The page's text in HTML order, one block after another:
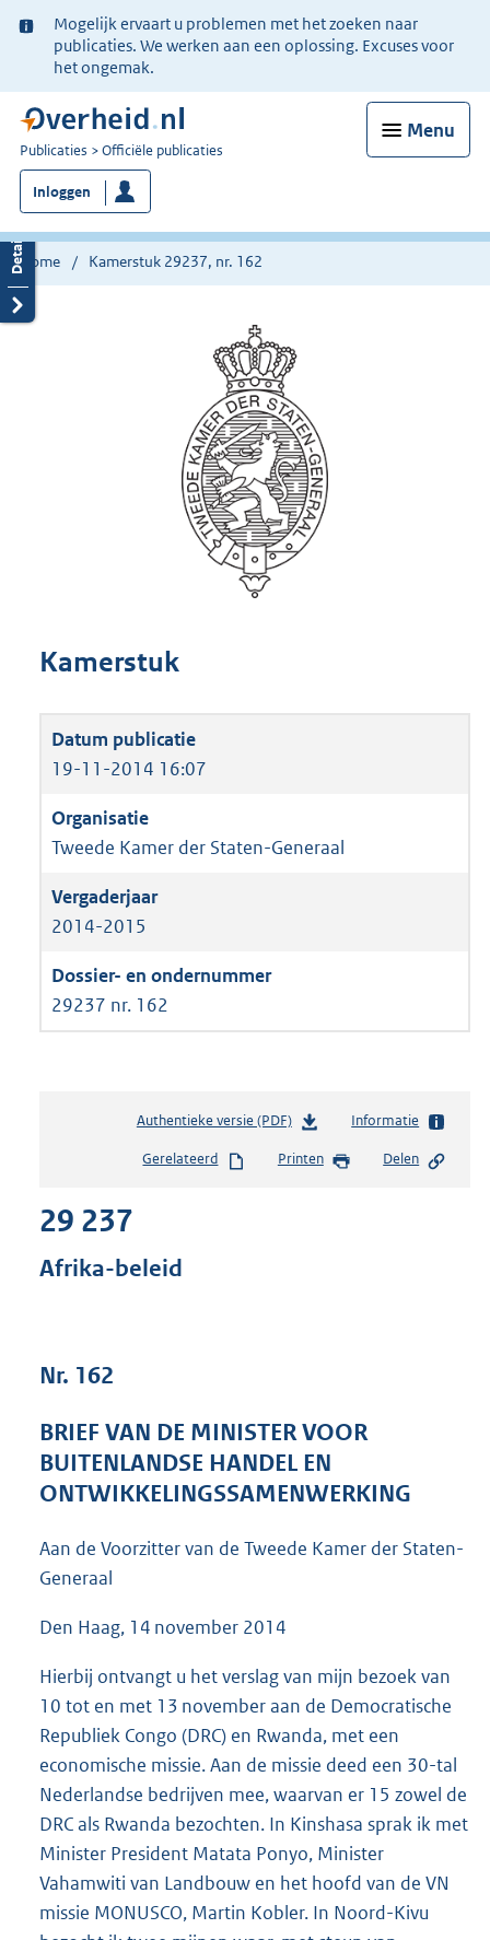
Ter
informatie:
Mogelijk ervaart u problemen met het zoeken naar
publicaties. We werken aan een oplossing. Excuses voor
het ongemak.
Menu
U
bent
nu
hier:
Publicaties Officiële publicaties
Inloggen
Home Kamerstuk 29237, nr. 162
Kamerstuk
19-11-2014 16:07
Tweede Kamer der Staten-Generaal
2014-2015
29237 nr. 162
Authentieke versie (PDF)b
s
e
:
5
b
Informatie
Gerelateerd Printen Delen
29 237
Afrika-beleid
Nr. 162
BRIEF VAN DE MINISTER VOOR
BUITENLANDSE HANDEL EN
ONTWIKKELINGSSAMENWERKING
Aan de Voorzitter van de Tweede Kamer der Staten-
Generaal
Den Haag, 14 november 2014
Hierbij ontvangt u het verslag van mijn bezoek van
10 tot en met 13 november aan de Democratische
Republiek Congo (DRC) en Rwanda, met een
economische missie. Aan de missie deed een 30-tal
Nederlandse bedrijven mee, waarvan er 15 zowel de
DRC als Rwanda bezochten. In Kinshasa sprak ik met
Minister President Matata Ponyo, Minister
Vahamwiti van Landbouw en het hoofd van de VN
missie MONUSCO, Martin Kobler. In Noord-Kivu